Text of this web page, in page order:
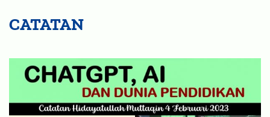
CATATAN